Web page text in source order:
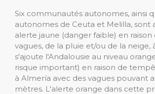
Six communautés autonomes, ainsi
autonomes de Ceuta et Melilla, sont
alerte jaune (danger faible) en raison
vagues, de la pluie et/ou de la neige,
s'ajoute l'Andalousie au niveau
risque important) en raison de
à Almería avec des vagues pouvant
mètres. L'alerte orange dans cette